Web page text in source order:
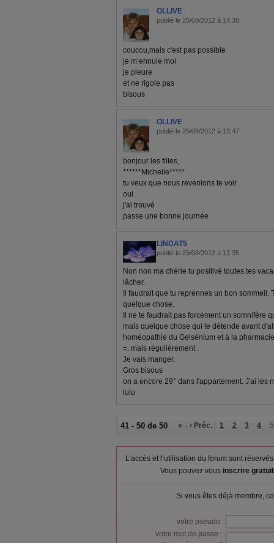
OLLIVE
publié le 25/08/2012 à 14:38
coucou,mais c'est pas possible
je m’ennuie moi
je pleure
et ne rigole pas
bisous
OLLIVE
publié le 25/08/2012 à 13:47
bonjour les filles,
******Michelle*****
tu veux que nous revenions te voir
oui
j'ai trouvé
passe une bonne journée
LINDAT5
publié le 25/08/2012 à 12:35
Non non ma chérie tu positivé toutes tes
lâcher.
Il faudrait que tu reprennes un bon
quelque chose.
Il ne te faudrait pas forcément un somnifère
mais quelque chose qui te détende avant
homéopathie du Gelsénium et à la
=. mais régulièrement .
Je vais manger.
Gros bisous
on a encore 29° dans l'appartement. J'ai les
lulu
41 - 50 de 50 « ‹ Préc. 1 2 3 4 5
L’accès et l’utilisation du forum sont
Vous pouvez vous inscrire
Si vous êtes déjà membre,
votre pseudo :
votre mot de passe :